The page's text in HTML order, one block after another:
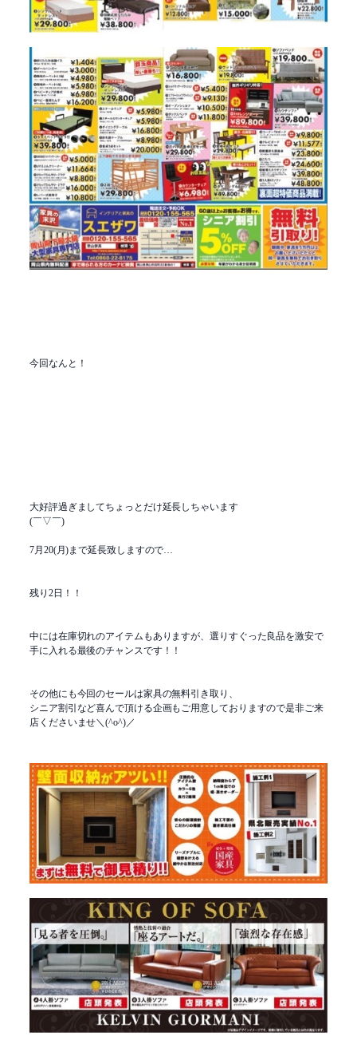
今回なんと！
大好評過ぎましてちょっとだけ延長しちゃいます
(￣▽￣)
7月20(月)まで延長致しますので…
残り2日！！
中には在庫切れのアイテムもありますが、選りすぐった良品を激安で
手に入れる最後のチャンスです！！
その他にも今回のセールは家具の無料引き取り、
シニア割引など喜んで頂ける企画もご用意しておりますので是非ご来
店くださいませ＼(^o^)／